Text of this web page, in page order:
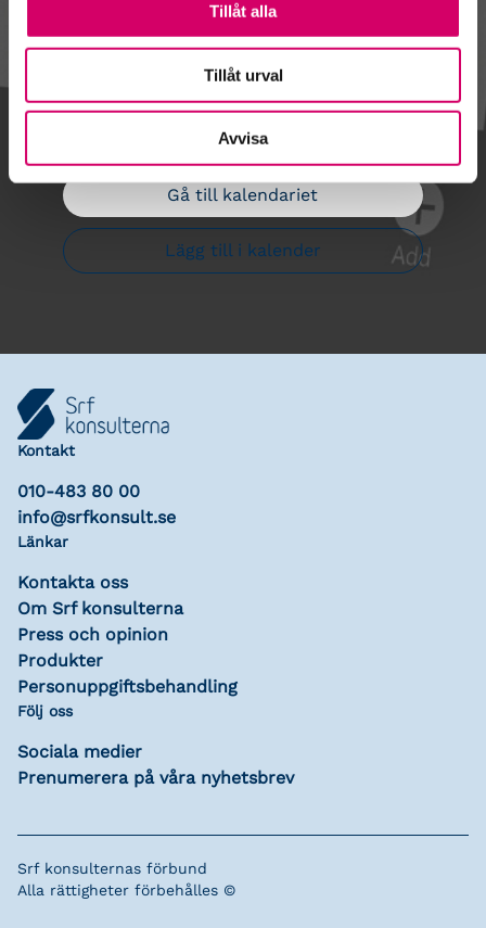
Tillåt alla
Tillåt urval
Avvisa
Kalendarium
Gå till kalendariet
Lägg till i kalender
Kontakt
010-483 80 00
info@srfkonsult.se
Länkar
Kontakta oss
Om Srf konsulterna
Press och opinion
Produkter
Personuppgiftsbehandling
Följ oss
Sociala medier
Prenumerera på våra nyhetsbrev
Srf konsulternas förbund
Alla rättigheter förbehålles ©